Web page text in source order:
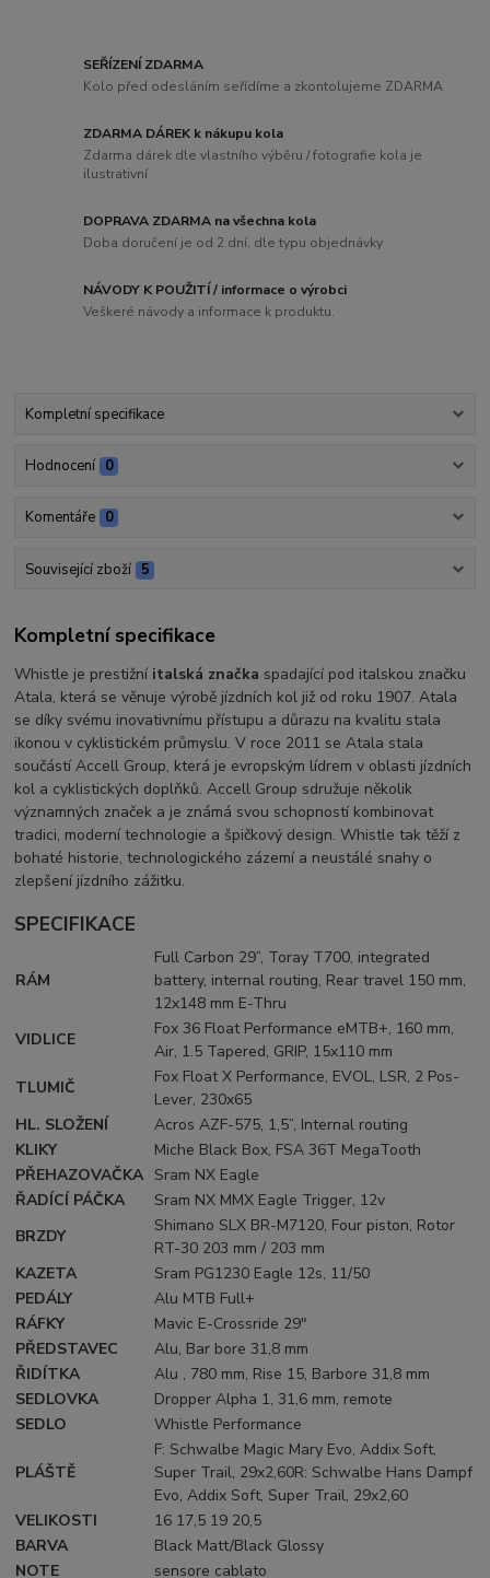
SEŘÍZENÍ ZDARMA
Kolo před odesláním seřídíme a zkontolujeme ZDARMA
ZDARMA DÁREK k nákupu kola
Zdarma dárek dle vlastního výběru / fotografie kola je
ilustrativní
DOPRAVA ZDARMA na všechna kola
Doba doručení je od 2 dní, dle typu objednávky
NÁVODY K POUŽITÍ / informace o výrobci
Veškeré návody a informace k produktu.
Kompletní specifikace
Hodnocení 0
Komentáře 0
Související zboží 5
Kompletní specifikace
Whistle je prestižní italská značka spadající pod italskou značku
Atala, která se věnuje výrobě jízdních kol již od roku 1907. Atala
se díky svému inovativnímu přístupu a důrazu na kvalitu stala
ikonou v cyklistickém průmyslu. V roce 2011 se Atala stala
součástí Accell Group, která je evropským lídrem v oblasti jízdních
kol a cyklistických doplňků. Accell Group sdružuje několik
významných značek a je známá svou schopností kombinovat
tradici, moderní technologie a špičkový design. Whistle tak těží z
bohaté historie, technologického zázemí a neustálé snahy o
zlepšení jízdního zážitku.
SPECIFIKACE
RÁM
Full Carbon 29”, Toray T700, integrated
battery, internal routing, Rear travel 150 mm,
12x148 mm E-Thru
VIDLICE
Fox 36 Float Performance eMTB+, 160 mm,
Air, 1.5 Tapered, GRIP, 15x110 mm
TLUMIČ
Fox Float X Performance, EVOL, LSR, 2 Pos-
Lever, 230x65
HL. SLOŽENÍ
Acros AZF-575, 1,5”, Internal routing
KLIKY
Miche Black Box, FSA 36T MegaTooth
PŘEHAZOVAČKA Sram NX Eagle
ŘADÍCÍ PÁČKA
Sram NX MMX Eagle Trigger, 12v
BRZDY
Shimano SLX BR-M7120, Four piston, Rotor
RT-30 203 mm / 203 mm
KAZETA
Sram PG1230 Eagle 12s, 11/50
PEDÁLY
Alu MTB Full+
RÁFKY
Mavic E-Crossride 29"
PŘEDSTAVEC
Alu, Bar bore 31,8 mm
ŘIDÍTKA
Alu , 780 mm, Rise 15, Barbore 31,8 mm
SEDLOVKA
Dropper Alpha 1, 31,6 mm, remote
SEDLO
Whistle Performance
PLÁŠTĚ
F: Schwalbe Magic Mary Evo, Addix Soft,
Super Trail, 29x2,60R: Schwalbe Hans Dampf
Evo, Addix Soft, Super Trail, 29x2,60
VELIKOSTI
16 17,5 19 20,5
BARVA
Black Matt/Black Glossy
NOTE
sensore cablato